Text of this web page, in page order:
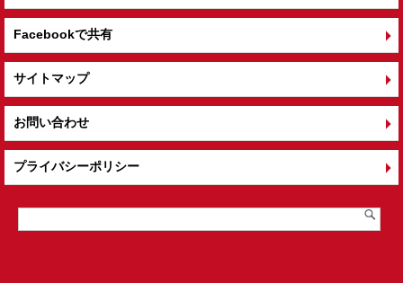
Facebookで共有
サイトマップ
お問い合わせ
プライバシーポリシー